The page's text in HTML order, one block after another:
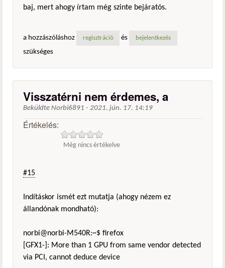
baj, mert ahogy írtam még szinte bejáratós.
a hozzászóláshoz regisztráció és bejelentkezés
szükséges
Visszatérni nem érdemes, a
Beküldte Norbi6891 - 2021. jún. 17. 14:19
Értékelés:
Még nincs értékelve
#15
Indításkor ismét ezt mutatja (ahogy nézem ez
állandónak mondható):
norbi@norbi-M540R:~$ firefox
[GFX1-]: More than 1 GPU from same vendor detected
via PCI, cannot deduce device